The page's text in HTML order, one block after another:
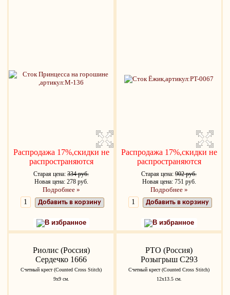
Распродажа 17%,скидки не
распространяются
Старая цена: 334 руб.
Новая цена: 278 руб.
Подробнее »
Добавить в корзину
В избранное
Распродажа 17%,скидки не
распространяются
Старая цена: 902 руб.
Новая цена: 751 руб.
Подробнее »
Добавить в корзину
В избранное
Риолис (Россия)
Сердечко 1666
Счетный крест (Counted Cross Stitch)
9х9 см.
РТО (Россия)
Розыгрыш C293
Счетный крест (Counted Cross Stitch)
12x13.5 см.